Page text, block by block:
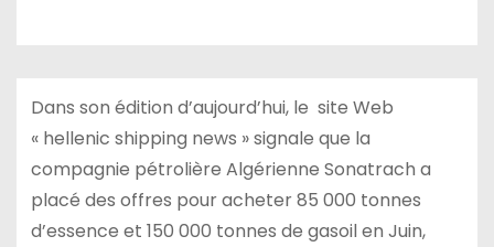
Dans son édition d’aujourd’hui, le site Web
« hellenic shipping news » signale que la
compagnie pétrolière Algérienne Sonatrach a
placé des offres pour acheter 85 000 tonnes
d’essence et 150 000 tonnes de gasoil en Juin,